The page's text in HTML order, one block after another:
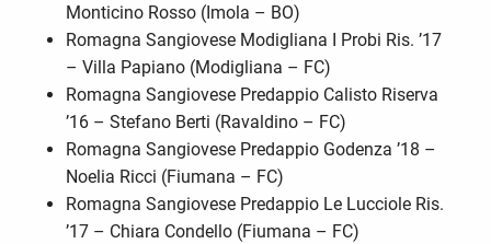
Monticino Rosso (Imola – BO)
Romagna Sangiovese Modigliana I Probi Ris. ’17
– Villa Papiano (Modigliana – FC)
Romagna Sangiovese Predappio Calisto Riserva
’16 – Stefano Berti (Ravaldino – FC)
Romagna Sangiovese Predappio Godenza ’18 –
Noelia Ricci (Fiumana – FC)
Romagna Sangiovese Predappio Le Lucciole Ris.
’17 – Chiara Condello (Fiumana – FC)